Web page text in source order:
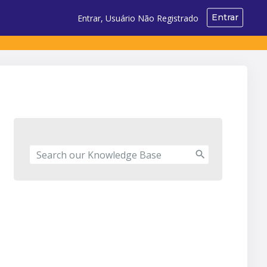
Entrar, Usuário Não Registrado Entrar